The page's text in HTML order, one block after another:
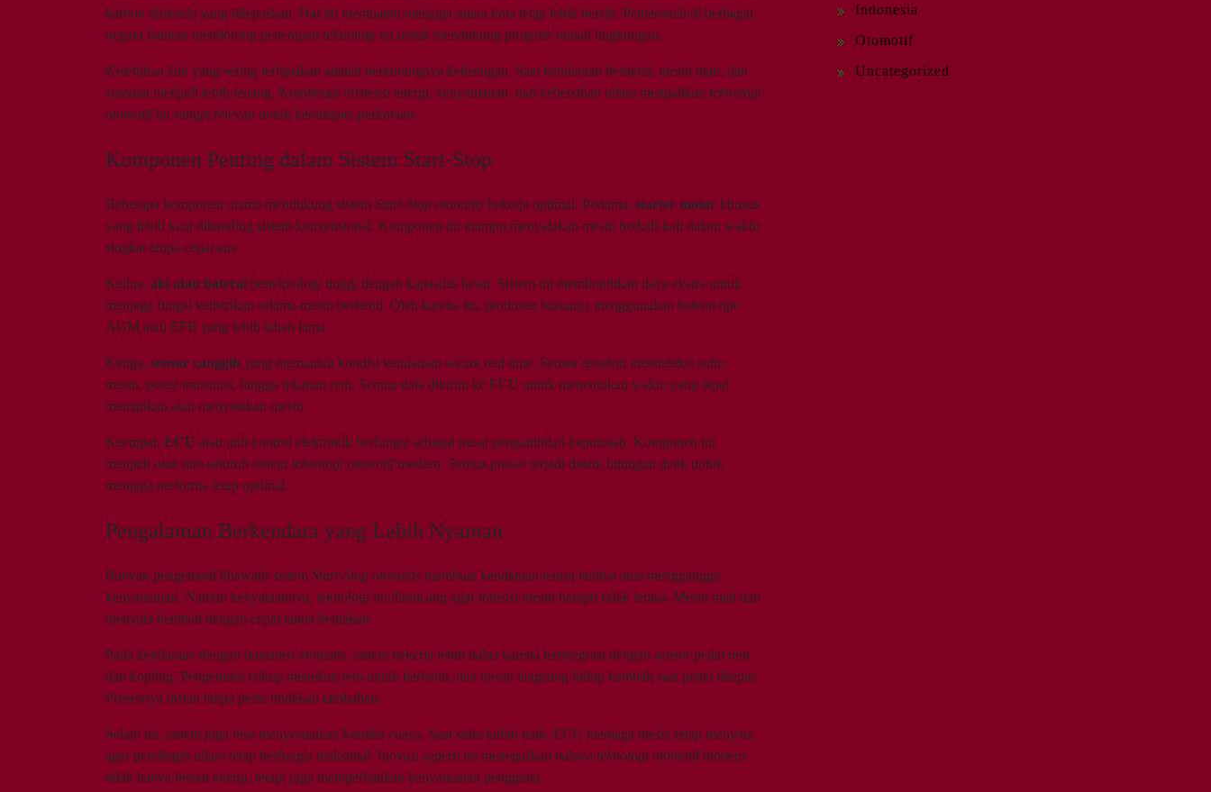
karbon dioksida yang dilepaskan. Hal ini membantu menjaga udara kota tetap lebih bersih. Pemerintah di berbagai
negara bahkan mendorong penerapan teknologi ini untuk mendukung program ramah lingkungan.
Kelebihan lain yang sering terlupakan adalah berkurangnya kebisingan. Saat kendaraan berhenti, mesin mati, dan
suasana menjadi lebih tenang. Kombinasi efisiensi energi, kenyamanan, dan kebersihan udara menjadikan teknologi
otomotifini sangat relevan untuk kehidupan perkotaan.
Komponen Penting dalam Sistem Start-Stop
Beberapa komponen utama mendukung sistem Start-Stop otomatis bekerja optimal. Pertama, starter motor khusus
yang lebih kuat dibanding sistem konvensional. Komponen ini mampu menyalakan mesin berkali-kali dalam waktu
singkat tanpa cepat aus.
Kedua, aki atau baterai berteknologi tinggi dengan kapasitas besar. Sistem ini membutuhkan daya ekstra untuk
menjaga fungsi kelistrikan selama mesin berhenti. Oleh karena itu, produsen biasanya menggunakan baterai tipe
AGM atau EFB yang lebih tahan lama.
Ketiga, sensor canggih yang memantau kondisi kendaraan secara real time. Sensor tersebut mendeteksi suhu
mesin, posisi transmisi, hingga tekanan rem. Semua data dikirim ke ECU untuk menentukan waktu yang tepat
mematikan atau menyalakan mesin.
Keempat, ECU atau unit kontrol elektronik berfungsi sebagai pusat pengambilan keputusan. Komponen ini
menjadi otak dari seluruh sistem teknologi otomotifmodern. Semua proses terjadi dalam hitungan detik untuk
menjaga performa tetap optimal.
Pengalaman Berkendara yang Lebih Nyaman
Banyak pengemudi khawatir sistem Start-Stop otomatis membuat kendaraan terasa lambat atau mengganggu
kenyamanan. Namun kenyataannya, teknologi ini dirancang agar transisi mesin hampir tidak terasa. Mesin mati dan
menyala kembali dengan cepat tanpa hentakan.
Pada kendaraan dengan transmisi otomatis, sistem bekerja lebih halus karena terintegrasi dengan sensor pedal rem
dan kopling. Pengemudi cukup menekan rem untuk berhenti, dan mesin langsung hidup kembali saat pedal dilepas.
Prosesnya instan tanpa perlu tindakan tambahan.
Selain itu, sistem juga bisa menyesuaikan kondisi cuaca. Saat suhu kabin naik, ECU menjaga mesin tetap menyala
agar pendingin udara tetap berfungsi maksimal. Inovasi seperti ini menegaskan bahwa teknologi otomotifmodern
tidak hanya hemat energi, tetapi juga memperhatikan kenyamanan pengguna.
Indonesia
Otomotif
Uncategorized